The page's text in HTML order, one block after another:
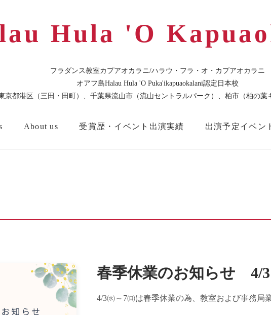
Hula 'O
フラダンス教室カプアオカラニ/ハラウ・フラ・オ・カプアオカラニ
オアフ島Halau Hula 'O Puka'ikapuaokalani認定日本校
京都港区（三田・田町）、千葉県流山市（流山セントラルパーク）、柏市（柏の葉
About us 受賞歴・イベント出演実績 出演予定イベン
春季休業のお知らせ 4/
4/3㈬～7㈰は春季休業の為、教室および事務局